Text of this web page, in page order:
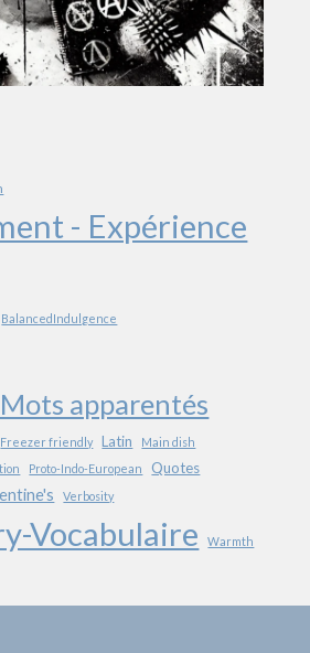
- Expérience
BalancedIndulgence
apparentés
Freezer friendly Latin Main dish
Proto-Indo-European Quotes
Verbosity
Vocabulaire Warmth